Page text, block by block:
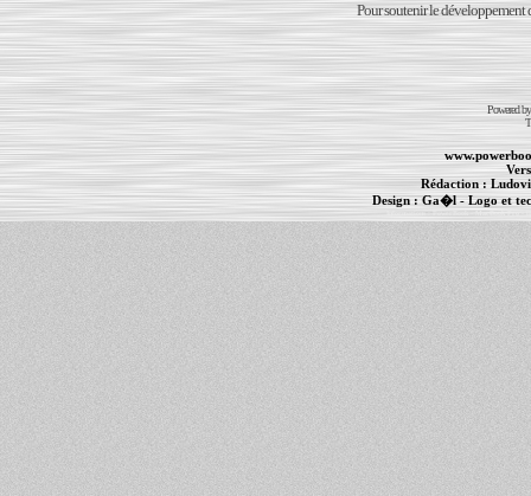
Pour soutenir le développement
Powered
Rédaction :
Design :Ga�l- Logo et
Informations :